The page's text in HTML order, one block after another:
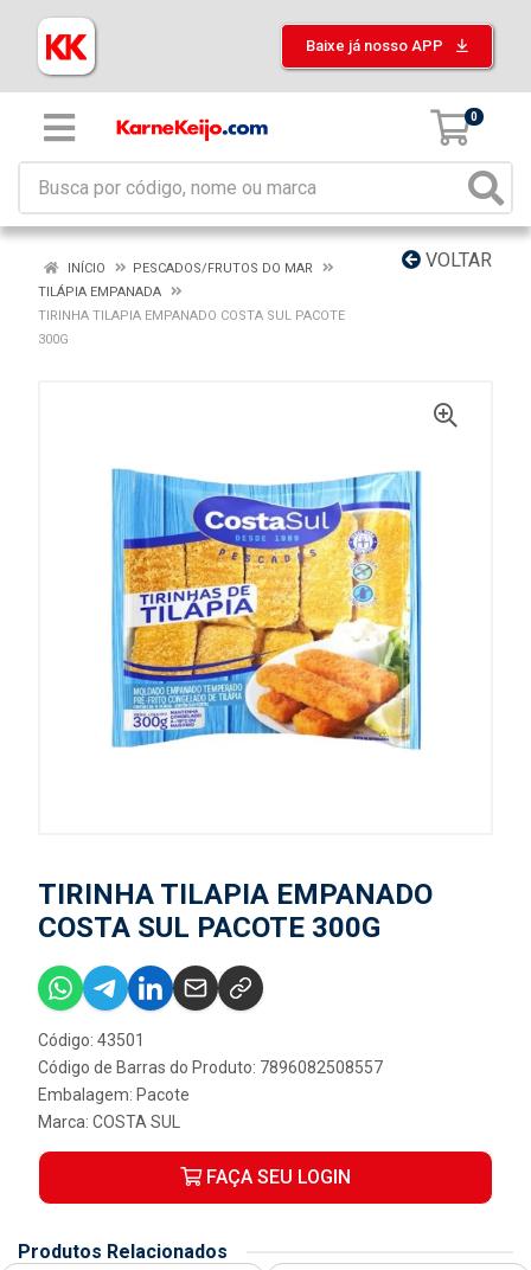
Baixe já nosso APP
0
VOLTAR
INÍCIO
PESCADOS/FRUTOS DO MAR
TILÁPIA EMPANADA
TIRINHA TILAPIA EMPANADO COSTA SUL PACOTE
300G
TIRINHA TILAPIA EMPANADO
COSTA SUL PACOTE 300G
Código: 43501
Código de Barras do Produto: 7896082508557
Embalagem: Pacote
Marca: COSTA SUL
FAÇA SEU LOGIN
Produtos Relacionados